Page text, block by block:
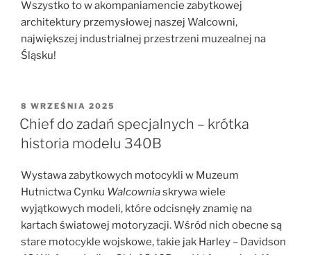
Wszystko to w akompaniamencie zabytkowej
architektury przemysłowej naszej Walcowni,
największej industrialnej przestrzeni muzealnej na
Śląsku!
OPUBLIKOWANE
W
8 WRZEŚNIA 2025
Chief do zadań specjalnych – krótka
historia modelu 340B
Wystawa zabytkowych motocykli w Muzeum
Hutnictwa Cynku Walcowniaskrywa wiele
wyjątkowych modeli, które odcisnęły znamię na
kartach światowej motoryzacji. Wśród nich obecne są
stare motocykle wojskowe, takie jak Harley – Davidson